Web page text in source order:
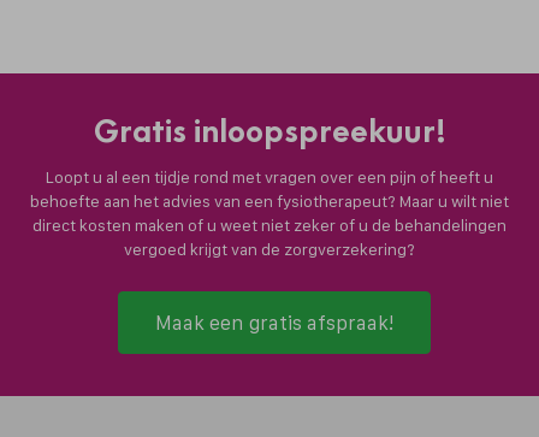
Gratis inloopspreekuur!
Loopt u al een tijdje rond met vragen over een pijn of heeft u
behoefte aan het advies van een fysiotherapeut? Maar u wilt niet
direct kosten maken of u weet niet zeker of u de behandelingen
vergoed krijgt van de zorgverzekering?
Maak een gratis afspraak!